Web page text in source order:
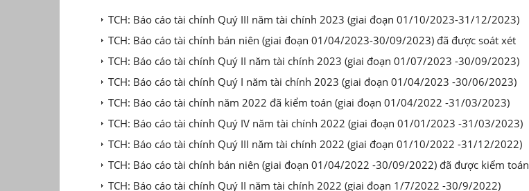
TCH: Báo cáo tài chính Quý III năm tài chính 2023 (giai đoạn 01/10/2023-31/12/2023)
TCH: Báo cáo tài chính bán niên (giai đoạn 01/04/2023-30/09/2023) đã được soát xét
TCH: Báo cáo tài chính Quý II năm tài chính 2023 (giai đoạn 01/07/2023 -30/09/2023)
TCH: Báo cáo tài chính Quý I năm tài chính 2023 (giai đoạn 01/04/2023 -30/06/2023)
TCH: Báo cáo tài chính năm 2022 đã kiểm toán (giai đoạn 01/04/2022 -31/03/2023)
TCH: Báo cáo tài chính Quý IV năm tài chính 2022 (giai đoạn 01/01/2023 -31/03/2023)
TCH: Báo cáo tài chính Quý III năm tài chính 2022 (giai đoạn 01/10/2022 -31/12/2022)
TCH: Báo cáo tài chính bán niên (giai đoạn 01/04/2022 -30/09/2022) đã được kiểm toán
TCH: Báo cáo tài chính Quý II năm tài chính 2022 (giai đoạn 1/7/2022 -30/9/2022)